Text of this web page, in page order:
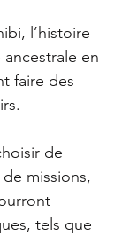
l’histoire
en
faire des
de
missions,
tels que